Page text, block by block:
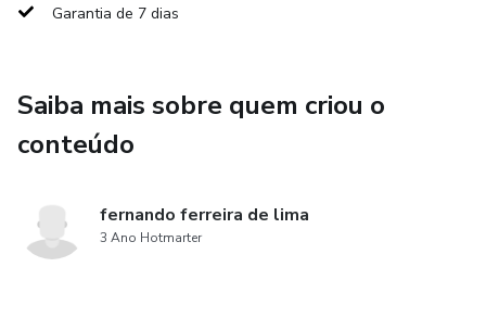
9. Receita de chocolate e cacau
10. Relatório de comer limpo
11. Segredos de combinações de alimentos
12. Sinta comida completa
Garantia de 7 dias
Saiba mais sobre quem criou o
conteúdo
fernando ferreira de lima
3 Ano Hotmarter